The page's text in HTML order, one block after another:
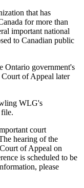
that has
for more than
important national
to Canadian public
Ontario government's
Court of Appeal later
WLG's
court
hearing of the
of Appeal on
is scheduled to be
please